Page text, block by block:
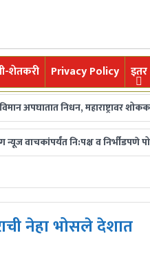
शेतकरी Privacy Policy इतर
निधन, महाराष्ट्रावर शोककळा
नि:पक्ष व निर्भीडपणे
नेहा भोसले देशात